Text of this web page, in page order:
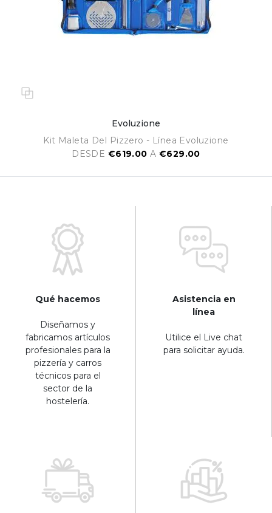
Evoluzione
Kit Maleta Del Pizzero - Línea Evoluzione
DESDE €619.00A €629.00
Qué hacemos
Diseñamos y
fabricamos artículos
profesionales para la
pizzería y carros
técnicos para el
sector de la
hostelería.
Asistencia en
línea
Utilice el Live chat
para solicitar ayuda.